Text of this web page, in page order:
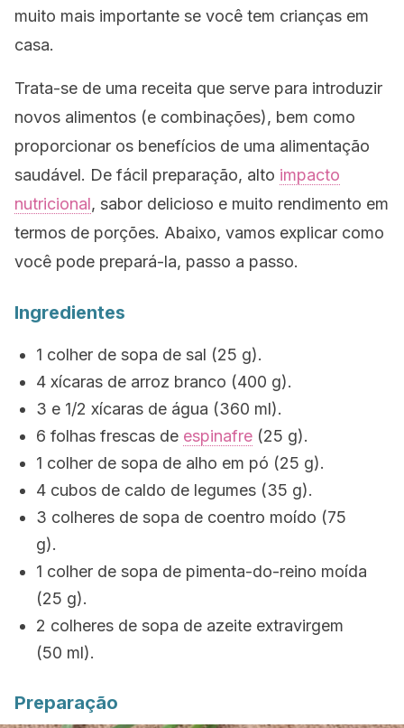
muito mais importante se você tem crianças em
casa.
Trata-se de uma receita que serve para introduzir
novos alimentos (e combinações), bem como
proporcionar os benefícios de uma alimentação
saudável. De fácil preparação, alto impacto
nutricional, sabor delicioso e muito rendimento em
termos de porções. Abaixo, vamos explicar como
você pode prepará-la, passo a passo.
Ingredientes
1 colher de sopa de sal (25 g).
4 xícaras de arroz branco (400 g).
3 e 1/2 xícaras de água (360 ml).
6 folhas frescas de espinafre (25 g).
1 colher de sopa de alho em pó (25 g).
4 cubos de caldo de legumes (35 g).
3 colheres de sopa de coentro moído (75
g).
1 colher de sopa de pimenta-do-reino moída
(25 g).
2 colheres de sopa de azeite extravirgem
(50 ml).
Preparação